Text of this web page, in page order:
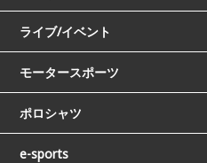
ライブ/イベント
モータースポーツ
ポロシャツ
e-sports